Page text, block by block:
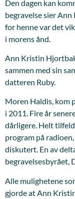
Den dagen kan
begravelse sier Ann
for henne var det
i morens ånd.
Ann Kristin
sammen med sin
datteren Ruby.
Moren Haldis, kom
i 2011. Fire år
dårligere. Helt
program på
diskutert. En av
begravelsesbyrået,
Alle mulighetene
gjorde at Ann